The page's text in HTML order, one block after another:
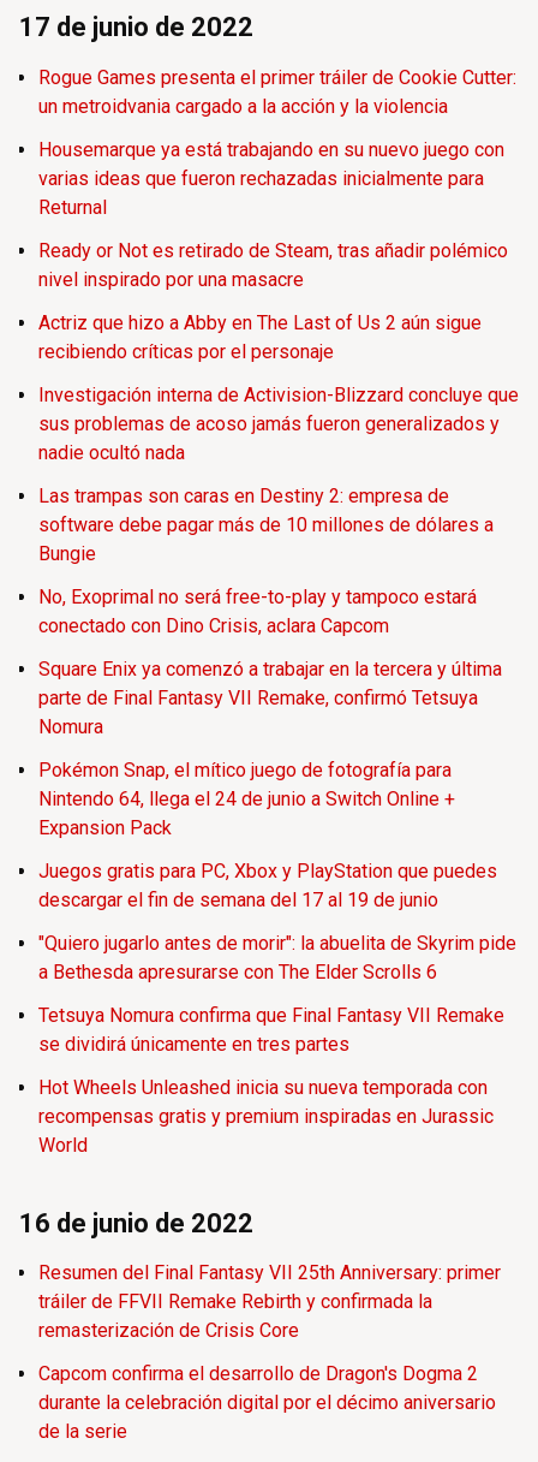
17 de junio de 2022
Rogue Games presenta el primer tráiler de Cookie Cutter:
un metroidvania cargado a la acción y la violencia
Housemarque ya está trabajando en su nuevo juego con
varias ideas que fueron rechazadas inicialmente para
Returnal
Ready or Not es retirado de Steam, tras añadir polémico
nivel inspirado por una masacre
Actriz que hizo a Abby en The Last of Us 2 aún sigue
recibiendo críticas por el personaje
Investigación interna de Activision-Blizzard concluye que
sus problemas de acoso jamás fueron generalizados y
nadie ocultó nada
Las trampas son caras en Destiny 2: empresa de
software debe pagar más de 10 millones de dólares a
Bungie
No, Exoprimal no será free-to-play y tampoco estará
conectado con Dino Crisis, aclara Capcom
Square Enix ya comenzó a trabajar en la tercera y última
parte de Final Fantasy VII Remake, confirmó Tetsuya
Nomura
Pokémon Snap, el mítico juego de fotografía para
Nintendo 64, llega el 24 de junio a Switch Online +
Expansion Pack
Juegos gratis para PC, Xbox y PlayStation que puedes
descargar el fin de semana del 17 al 19 de junio
"Quiero jugarlo antes de morir": la abuelita de Skyrim pide
a Bethesda apresurarse con The Elder Scrolls 6
Tetsuya Nomura confirma que Final Fantasy VII Remake
se dividirá únicamente en tres partes
Hot Wheels Unleashed inicia su nueva temporada con
recompensas gratis y premium inspiradas en Jurassic
World
16 de junio de 2022
Resumen del Final Fantasy VII 25th Anniversary: primer
tráiler de FFVII Remake Rebirth y confirmada la
remasterización de Crisis Core
Capcom confirma el desarrollo de Dragon's Dogma 2
durante la celebración digital por el décimo aniversario
de la serie